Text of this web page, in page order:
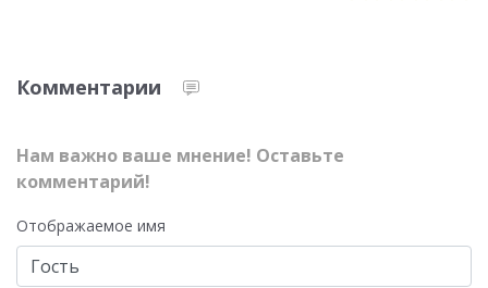
Комментарии
Нам важно ваше мнение! Оставьте
комментарий!
Отображаемое имя